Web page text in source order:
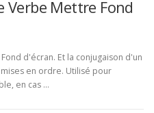
Verbe Mettre Fond
d'écran. Et la conjugaison d'un
en ordre. Utilisé pour
en cas …